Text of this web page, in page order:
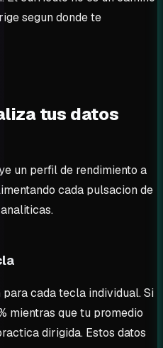
segun donde te
tus datos
un perfil de rendimiento a
cada pulsacion de
cada tecla individual. Si
mientras que tu promedio
dirigida. Estos datos